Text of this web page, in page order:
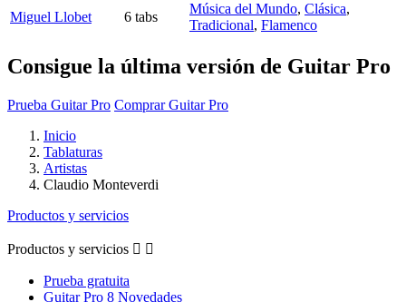
Miguel Llobet
6 tabs
Música del Mundo, Clásica,
Tradicional, Flamenco
Consigue la última versión de Guitar Pro
Prueba Guitar Pro Comprar Guitar Pro
Inicio
Tablaturas
Artistas
Claudio Monteverdi
Productos y servicios
Productos y servicios  
Prueba gratuita
Guitar Pro 8 Novedades